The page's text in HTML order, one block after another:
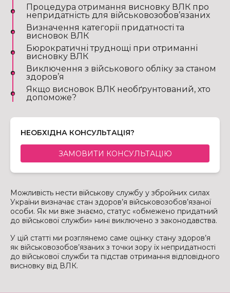
Процедура отримання висновку ВЛК про
непридатність для військовозобов’язаних
Визначення категорії придатності та
висновок ВЛК
Бюрократичні труднощі при отриманні
висновку ВЛК
Виключення з військового обліку за станом
здоров’я
Якщо висновок ВЛК необґрунтований, хто
допоможе?
НЕОБХІДНА КОНСУЛЬТАЦІЯ?
ЗАМОВИТИ КОНСУЛЬТАЦІЮ
Можливість нести військову службу у збройних силах
України визначає стан здоров’я військовозобов’язаної
особи. Як ми вже знаємо, статус «обмежено придатний
до військової служби» нині виключено з законодавства.
У цій статті ми розглянемо саме оцінку стану здоров’я
як військовозобов’язаних з точки зору їх непридатності
до військової служби та підстав отримання відповідного
висновку від ВЛК.